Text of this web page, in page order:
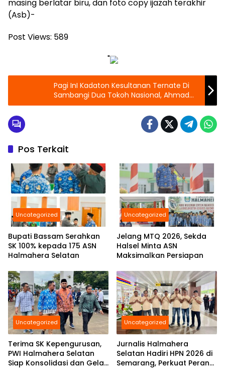
masing berlatar biru, dan foto copy ijazah terakhir
(Asb)-
Post Views: 589
"
Pagi InI Kadaton Kesultanan Ternate Di
Sambangi Dua Tokoh Nasional, Ahmad
Syaikhu & Muhammad Kasuba
Pos Terkait
Uncategorized
Bupati Bassam Serahkan
SK 100% kepada 175 ASN
Halmahera Selatan
Uncategorized
Jelang MTQ 2026, Sekda
Halsel Minta ASN
Maksimalkan Persiapan
Uncategorized
Terima SK Kepengurusan,
PWI Halmahera Selatan
Siap Konsolidasi dan Gelar
Uncategorized
Jurnalis Halmahera
Selatan Hadiri HPN 2026 di
Semarang, Perkuat Peran